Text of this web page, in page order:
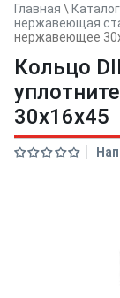
Главная \ Каталог
нержавеющая
нержавеющее
Кольцо
30x16x45